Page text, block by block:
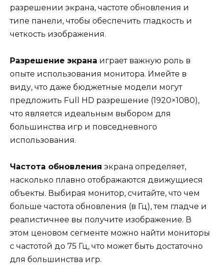
разрешении экрана, частоте обновления и
типе панели, чтобы обеспечить гладкость и
четкость изображения.
Разрешение экрана играет важную роль в
опыте использования монитора. Имейте в
виду, что даже бюджетные модели могут
предложить Full HD разрешение (1920×1080),
что является идеальным выбором для
большинства игр и повседневного
использования.
Частота обновления экрана определяет,
насколько плавно отображаются движущиеся
объекты. Выбирая монитор, считайте, что чем
больше частота обновления (в Гц), тем гладче и
реалистичнее вы получите изображение. В
этом ценовом сегменте можно найти мониторы
с частотой до 75 Гц, что может быть достаточно
для большинства игр.